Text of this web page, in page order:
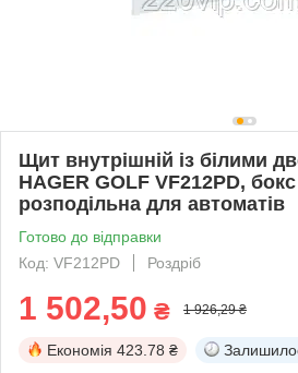
Щит внутрішній із білими
HAGER GOLF VF212РD,
розподільна для автоматів
Готово до відправки
Код: VF212PD
Роздріб
1 502,50 ₴ 1 926,29 ₴
Економія 423.78 ₴